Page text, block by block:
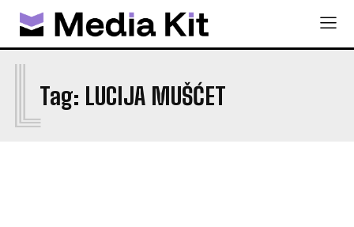
Tag: LUCIJA MUŠĆET
L